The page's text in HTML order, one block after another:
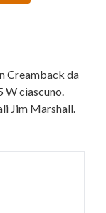
Creamback da
W ciascuno.
Jim Marshall.